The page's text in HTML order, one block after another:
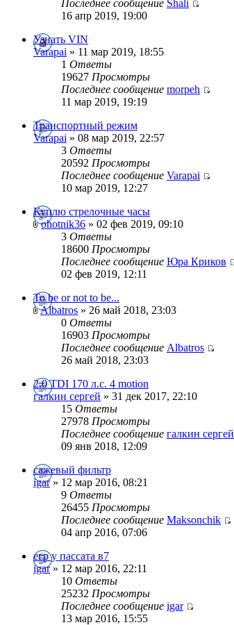
Последнее сообщение Shali
16 апр 2019, 19:00
Узнать VIN
Varapai » 11 мар 2019, 18:55
1 Ответы
19627 Просмотры
Последнее сообщение morpeh
11 мар 2019, 19:19
Транспортный режим
Varapai » 08 мар 2019, 22:57
3 Ответы
20592 Просмотры
Последнее сообщение Varapai
10 мар 2019, 12:27
Куплю стрелочные часы
ohotnik36 » 02 фев 2019, 09:10
3 Ответы
18600 Просмотры
Последнее сообщение Юра Криков
02 фев 2019, 12:11
To be or not to be...
Albatros » 26 май 2018, 23:03
0 Ответы
16903 Просмотры
Последнее сообщение Albatros
26 май 2018, 23:03
2.0 TDI 170 л.с. 4 motion
галкин сергей » 31 дек 2017, 22:10
15 Ответы
27978 Просмотры
Последнее сообщение галкин сергей
09 янв 2018, 12:09
сажевый фильтр
igar» 12 мар 2016, 08:21
9 Ответы
26455 Просмотры
Последнее сообщение Maksonchik
04 апр 2016, 07:06
егр у пассата в7
igar» 12 мар 2016, 22:11
10 Ответы
25232 Просмотры
Последнее сообщение igar
13 мар 2016, 15:55